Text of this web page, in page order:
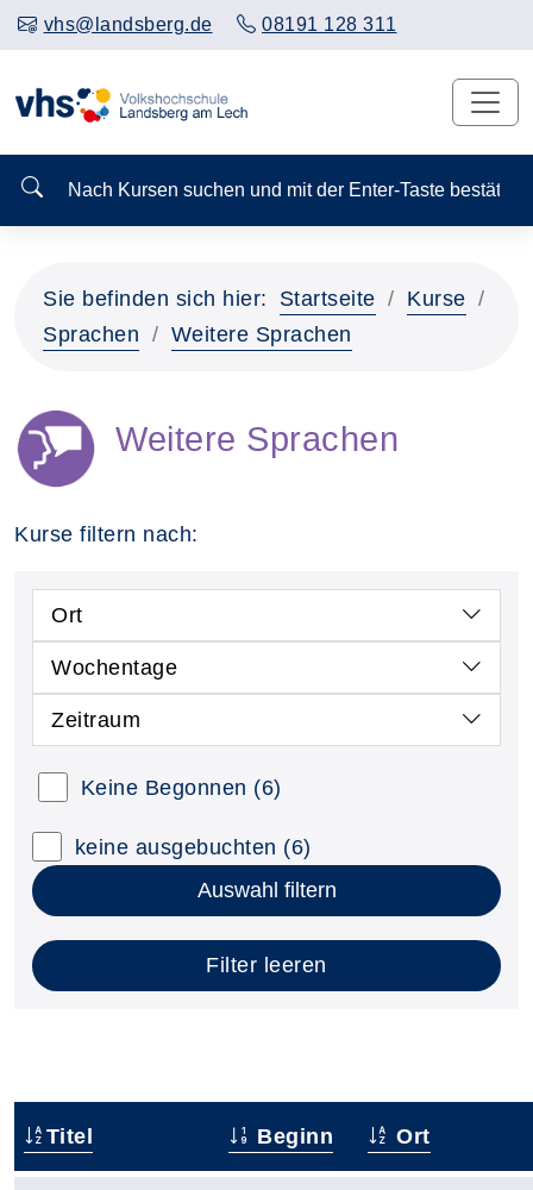
vhs@landsberg.de 08191 128 311
Nach Kursen suchen und mit der Enter-Taste
Sie befinden sich hier: Startseite
Kurse
Sprachen
Weitere Sprachen
Weitere Sprachen
Kurse filtern nach:
Ort
Wochentage
Zeitraum
Keine Begonnen (6)
keine ausgebuchten (6)
Auswahl filtern
Filter leeren
Titel Beginn Ort